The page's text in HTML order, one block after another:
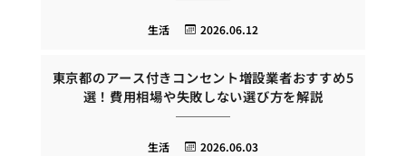
2026.06.12
生活
東京都のアース付きコンセント増設業者おすすめ5
選！費用相場や失敗しない選び方を解説
2026.06.03
生活